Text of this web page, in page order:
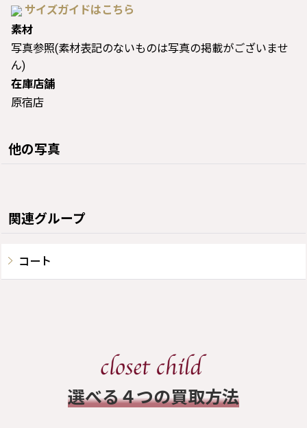
サイズガイドはこちら
素材
写真参照(素材表記のないものは写真の掲載がございませ
ん)
在庫店舗
原宿店
他の写真
関連グループ
コート
​選べる４つの買取方法